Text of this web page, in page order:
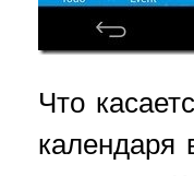
Что
календаря